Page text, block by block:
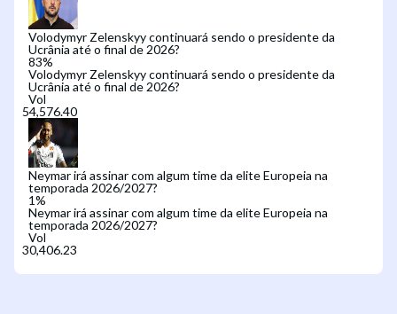
Volodymyr Zelenskyy continuará sendo o presidente da
Ucrânia até o final de 2026?
83%
Volodymyr Zelenskyy continuará sendo o presidente da
Ucrânia até o final de 2026?
Vol
Neymar irá assinar com algum time da elite Europeia na
temporada 2026/2027?
1%
Neymar irá assinar com algum time da elite Europeia na
temporada 2026/2027?
Vol